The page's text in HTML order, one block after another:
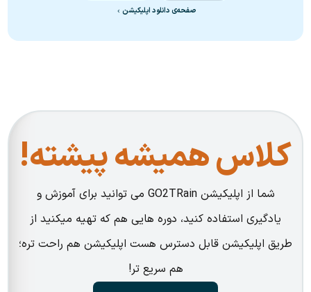
صفحه‌ی دانلود اپلیکیشن
کلاس همیشه پیشته!
شما از اپلیکیشن GO2TRain می توانید برای آموزش و
یادگیری استفاده کنید، دوره هایی هم که تهیه میکنید از
طریق اپلیکیشن قابل دسترس هست اپلیکیشن هم راحت تره؛
هم سریع تر!